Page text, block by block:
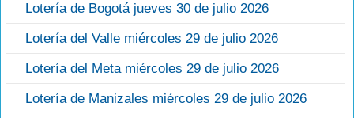
Lotería de Bogotá jueves 30 de julio 2026
Lotería del Valle miércoles 29 de julio 2026
Lotería del Meta miércoles 29 de julio 2026
Lotería de Manizales miércoles 29 de julio 2026